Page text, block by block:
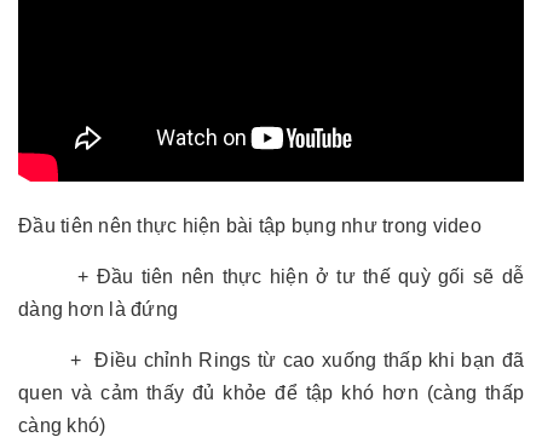
Đầu tiên nên thực hiện bài tập bụng như trong video
+ Đầu tiên nên thực hiện ở tư thế quỳ gối sẽ dễ
dàng hơn là đứng
+ Điều chỉnh Rings từ cao xuống thấp khi bạn đã
quen và cảm thấy đủ khỏe để tập khó hơn (càng thấp
càng khó)